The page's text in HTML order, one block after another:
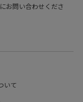
お問い合わせくださ
いて